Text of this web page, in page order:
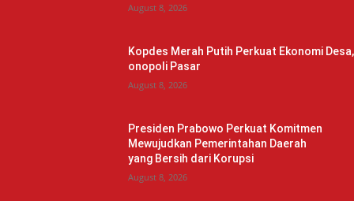
August 8, 2026
Kopdes Merah Putih Perkuat Ekonomi
onopoli Pasar
August 8, 2026
Presiden Prabowo Perkuat Komitmen
Mewujudkan Pemerintahan Daerah
yang Bersih dari Korupsi
August 8, 2026